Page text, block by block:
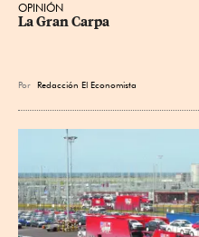
OPINIÓN
La Gran Carpa
Por Redacción El Economista